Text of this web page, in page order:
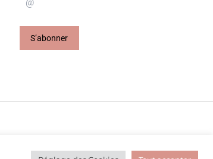
S’abonner